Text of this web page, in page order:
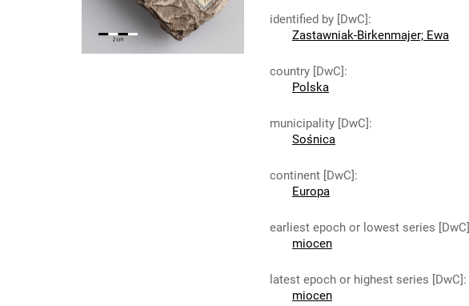
identified by [DwC]:
Zastawniak-Birkenmajer; Ewa
country [DwC]:
Polska
municipality [DwC]:
Sośnica
continent [DwC]:
Europa
earliest epoch or lowest series [DwC]
miocen
latest epoch or highest series [DwC]:
miocen